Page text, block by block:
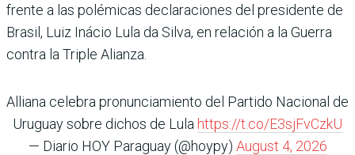
frente a las polémicas declaraciones del presidente de
Brasil, Luiz Inácio Lula da Silva, en relación a la Guerra
contra la Triple Alianza.
Alliana celebra pronunciamiento del Partido Nacional de
Uruguay sobre dichos de Lula https://t.co/E3sjFvCzkU
— Diario HOY Paraguay (@hoypy) August 4, 2026